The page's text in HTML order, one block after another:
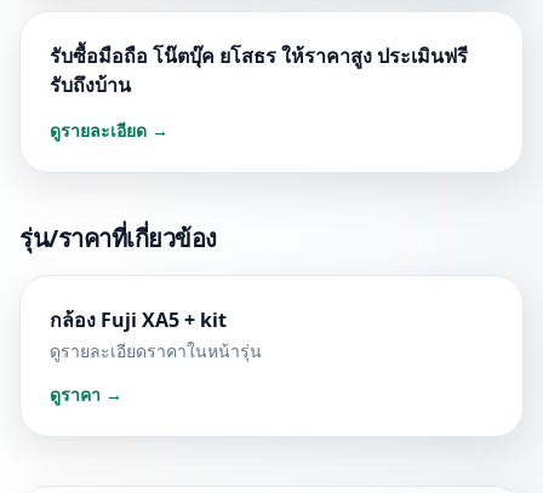
รับซื้อมือถือ โน๊ตบุ๊ค ยโสธร ให้ราคาสูง ประเมินฟรี
รับถึงบ้าน
ดูรายละเอียด →
รุ่น/ราคาที่เกี่ยวข้อง
กล้อง Fuji XA5 + kit
ดูรายละเอียดราคาในหน้ารุ่น
ดูราคา →